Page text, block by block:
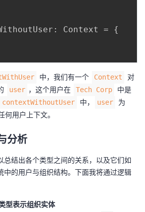
Context = {
中，我们有一个 Context
对
user ，这个用户在 Tech Corp
中是
contextWithoutUser 中， user 为
何用户上下文。
分析
总结出各个类型之间的关系，以及它们如
中的用户与组织结构。下面我将通过逻辑
型表示组织实体